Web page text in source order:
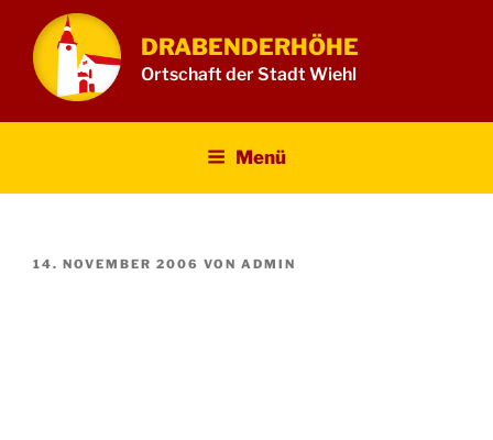
Inhalt
springen
DRABENDERHÖHE
Ortschaft der Stadt Wiehl
Menü
VERÖFFENTLICHT
14. NOVEMBER 2006 VON ADMIN